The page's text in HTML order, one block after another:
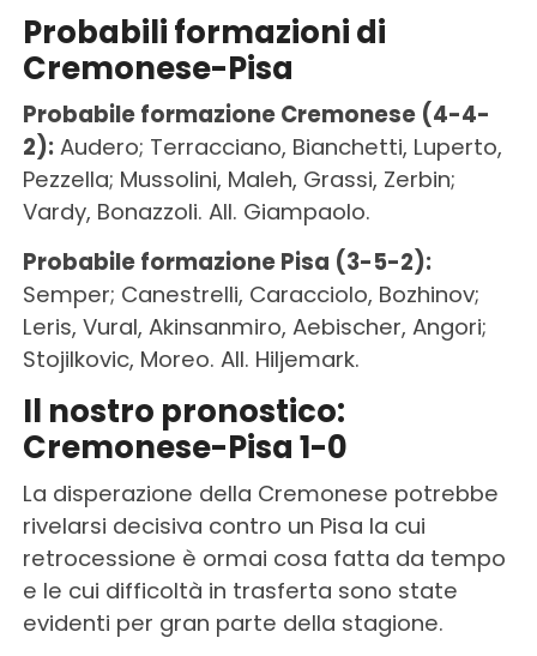
Probabili formazioni di
Cremonese-Pisa
Probabile formazione Cremonese (4-4-
2):Audero; Terracciano, Bianchetti, Luperto,
Pezzella; Mussolini, Maleh, Grassi, Zerbin;
Vardy, Bonazzoli. All. Giampaolo.
Probabile formazione Pisa (3-5-2):
Semper; Canestrelli, Caracciolo, Bozhinov;
Leris, Vural, Akinsanmiro, Aebischer, Angori;
Stojilkovic, Moreo. All. Hiljemark.
Il nostro pronostico:
Cremonese-Pisa 1-0
La disperazione della Cremonese potrebbe
rivelarsi decisiva contro un Pisa la cui
retrocessione è ormai cosa fatta da tempo
e le cui difficoltà in trasferta sono state
evidenti per gran parte della stagione.